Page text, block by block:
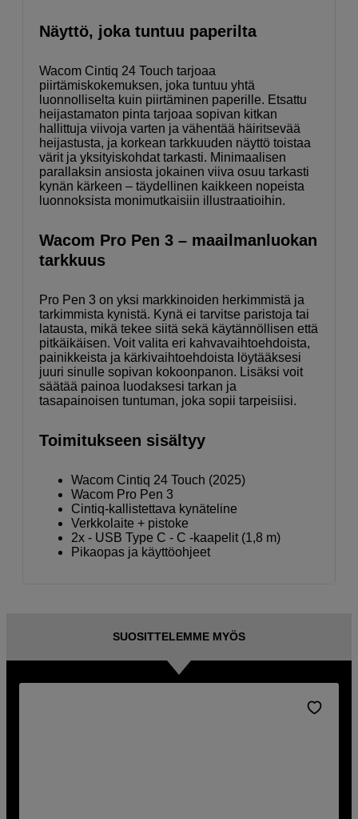
Näyttö, joka tuntuu paperilta
Wacom Cintiq 24 Touch tarjoaa
piirtämiskokemuksen, joka tuntuu yhtä
luonnolliselta kuin piirtäminen paperille. Etsattu
heijastamaton pinta tarjoaa sopivan kitkan
hallittuja viivoja varten ja vähentää häiritsevää
heijastusta, ja korkean tarkkuuden näyttö toistaa
värit ja yksityiskohdat tarkasti. Minimaalisen
parallaksin ansiosta jokainen viiva osuu tarkasti
kynän kärkeen – täydellinen kaikkeen nopeista
luonnoksista monimutkaisiin illustraatioihin.
Wacom Pro Pen 3 – maailmanluokan
tarkkuus
Pro Pen 3 on yksi markkinoiden herkimmistä ja
tarkimmista kynistä. Kynä ei tarvitse paristoja tai
latausta, mikä tekee siitä sekä käytännöllisen että
pitkäikäisen. Voit valita eri kahvavaihtoehdoista,
painikkeista ja kärkivaihtoehdoista löytääksesi
juuri sinulle sopivan kokoonpanon. Lisäksi voit
säätää painoa luodaksesi tarkan ja
tasapainoisen tuntuman, joka sopii tarpeisiisi.
Toimitukseen sisältyy
Wacom Cintiq 24 Touch (2025)
Wacom Pro Pen 3
Cintiq-kallistettava kynäteline
Verkkolaite + pistoke
2x - USB Type C - C -kaapelit (1,8 m)
Pikaopas ja käyttöohjeet
SUOSITTELEMME MYÖS